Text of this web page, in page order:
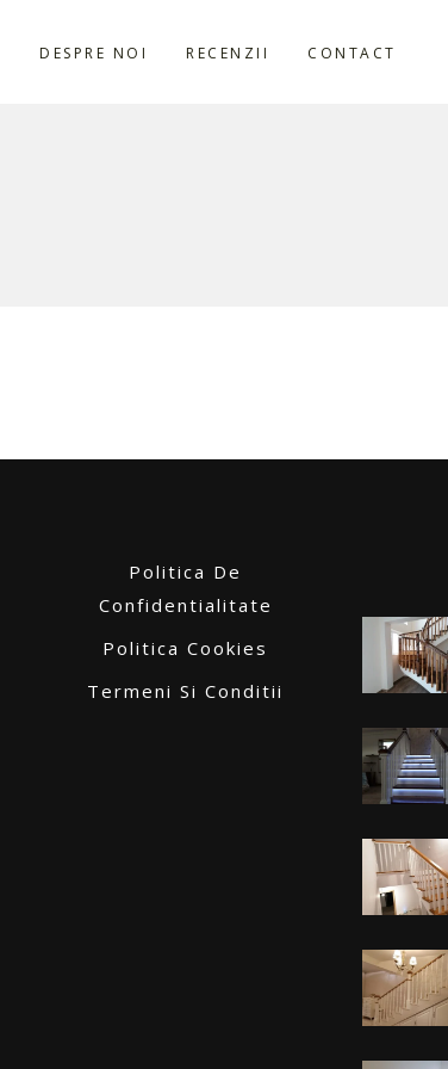
DESPRE NOI RECENZII CONTACT
Politica De
Confidentialitate
Politica Cookies
Termeni Si Conditii